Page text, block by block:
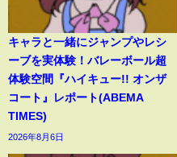
キャラと一緒にジャンプやレシ
ーブを実体験！バレーボール超
体験空間『ハイキュー!! オンザ
コート』レポート(ABEMA
TIMES)
2026年8月6日